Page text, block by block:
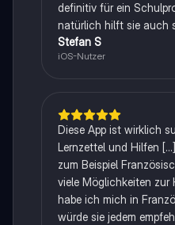
definitiv für ein
natürlich hilft sie auch
Stefan S
iOS-Nutzer
Diese App ist wirklich
Lernzettel und Hilfen
zum Beispiel
viele Möglichkeiten zur
habe ich mich in
würde sie jedem